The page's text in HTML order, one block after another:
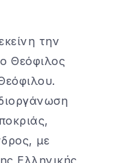
την
Θεόφιλος
με